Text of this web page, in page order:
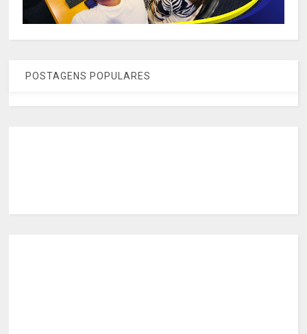
POSTAGENS POPULARES